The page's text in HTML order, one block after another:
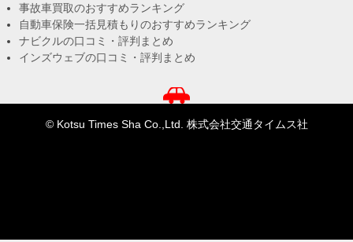
事故車買取のおすすめランキング
自動車保険一括見積もりのおすすめランキング
ナビクルの口コミ・評判まとめ
インズウェブの口コミ・評判まとめ
© Kotsu Times Sha Co.,Ltd. 株式会社交通タイムス社